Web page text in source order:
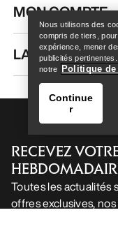
Help
MON COMPTE
LAVAGE ET
RECEVEZ
Toutes les actualités
offres exclusives,
Nous utilisons des
compris de tiers,
expérience, mener
publicités
notre
Politique
Continue
r